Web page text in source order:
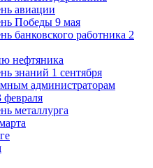
авиации
Победы 9 мая
банковского работника 2
нефтяника
знаний 1 сентября
администраторам
металлурга